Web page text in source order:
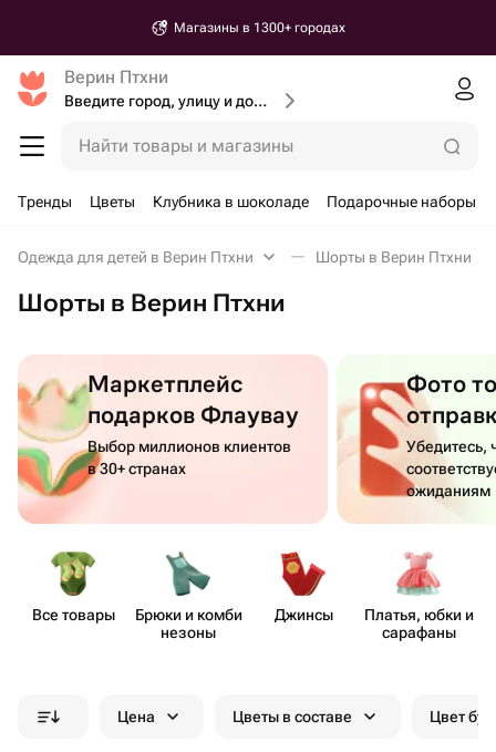
Магазины в 1300+ городах
Верин Птхни
Введите город, улицу и дом доставки
Найти товары и магазины
Тренды Цветы Клубника в шоколаде Подарочные наборы
Одежда для детей в Верин Птхни Шорты в Верин Птхни
Шорты в Верин Птхни
Маркетплейс
подарков Флаувау
Выбор миллионов клиентов
в 30+ странах
Фото
Убедитесь,
ожиданиям
Все товары
Брюки и комби​
незоны
Джинсы
Платья, юбки и
сарафаны
Цена Цветы в составе Цвет